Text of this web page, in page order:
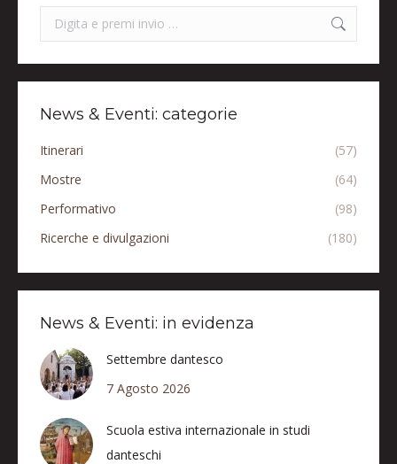
Search:
News & Eventi: categorie
Itinerari
(57)
Mostre
(64)
Performativo
(98)
Ricerche e divulgazioni
(180)
News & Eventi: in evidenza
Settembre dantesco
7 Agosto 2026
Scuola estiva internazionale in studi
danteschi